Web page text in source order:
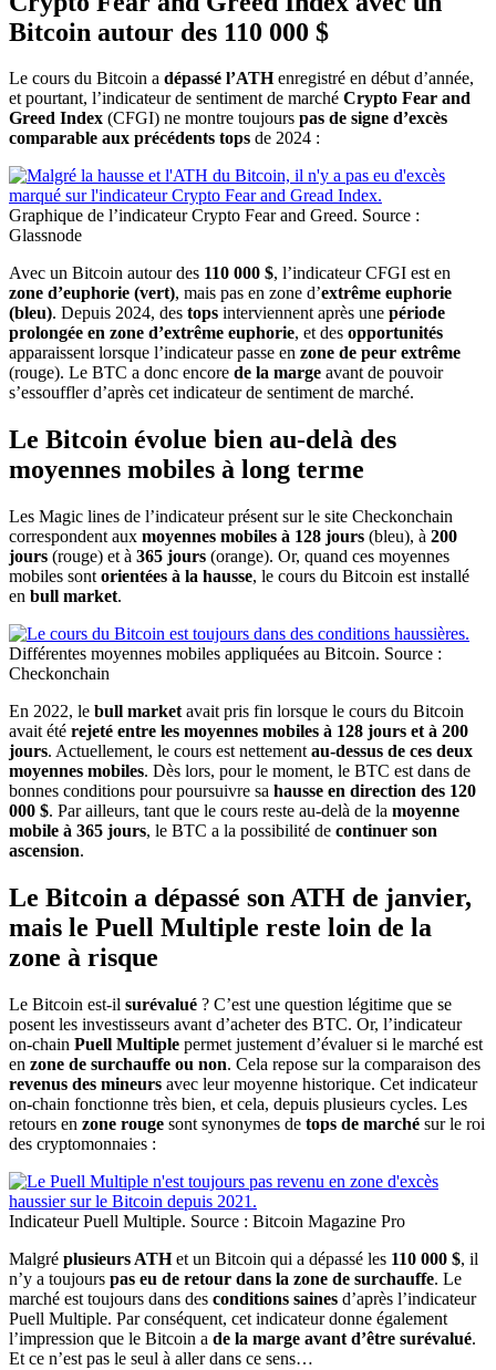
Bitcoin autour des 110 000 $
Le cours du Bitcoin a dépassé l’ATHenregistré en début d’année,
et pourtant, l’indicateur de sentiment de marché Crypto Fear and
Greed Index (CFGI) ne montre toujours pas de signe d’excès
comparable aux précédents tops de 2024 :
Graphique de l’indicateur Crypto Fear and Greed. Source :
Glassnode
Avec un Bitcoin autour des 110 000 $, l’indicateur CFGI est en
zone d’euphorie (vert), mais pas en zone d’extrême euphorie
(bleu). Depuis 2024, des tops interviennent après une période
prolongée en zone d’extrême euphorie, et des opportunités
apparaissent lorsque l’indicateur passe en zone de peur extrême
(rouge). Le BTC a donc encore de la marge avant de pouvoir
s’essouffler d’après cet indicateur de sentiment de marché.
Le Bitcoin évolue bien au-delà des
moyennes mobiles à long terme
Les Magic lines de l’indicateur présent sur le site Checkonchain
correspondent aux moyennes mobiles à 128 jours (bleu), à 200
jours (rouge) et à 365 jours (orange). Or, quand ces moyennes
mobiles sont orientées à la hausse, le cours du Bitcoin est installé
en bull market.
Différentes moyennes mobiles appliquées au Bitcoin. Source :
Checkonchain
En 2022, le bull market avait pris fin lorsque le cours du Bitcoin
avait été rejeté entre les moyennes mobiles à 128 jours et à 200
jours. Actuellement, le cours est nettement au-dessus de ces deux
moyennes mobiles. Dès lors, pour le moment, le BTC est dans de
bonnes conditions pour poursuivre sa hausse en direction des 120
000 $. Par ailleurs, tant que le cours reste au-delà de la moyenne
mobile à 365 jours, le BTC a la possibilité de continuer son
ascension.
Le Bitcoin a dépassé son ATH de janvier,
mais le Puell Multiple reste loin de la
zone à risque
Le Bitcoin est-il surévalué ? C’est une question légitime que se
posent les investisseurs avant d’acheter des BTC. Or, l’indicateur
on-chain Puell Multiple permet justement d’évaluer si le marché est
en zone de surchauffe ou non. Cela repose sur la comparaison des
revenus des mineurs avec leur moyenne historique. Cet indicateur
on-chain fonctionne très bien, et cela, depuis plusieurs cycles. Les
retours en zone rouge sont synonymes de tops de marché sur le roi
des cryptomonnaies :
Indicateur Puell Multiple. Source : Bitcoin Magazine Pro
Malgré plusieurs ATHet un Bitcoin qui a dépassé les 110 000 $, il
n’y a toujours pas eu de retour dans la zone de surchauffe. Le
marché est toujours dans des conditions saines d’après l’indicateur
Puell Multiple. Par conséquent, cet indicateur donne également
l’impression que le Bitcoin a de la marge avant d’être surévalué.
Et ce n’est pas le seul à aller dans ce sens…